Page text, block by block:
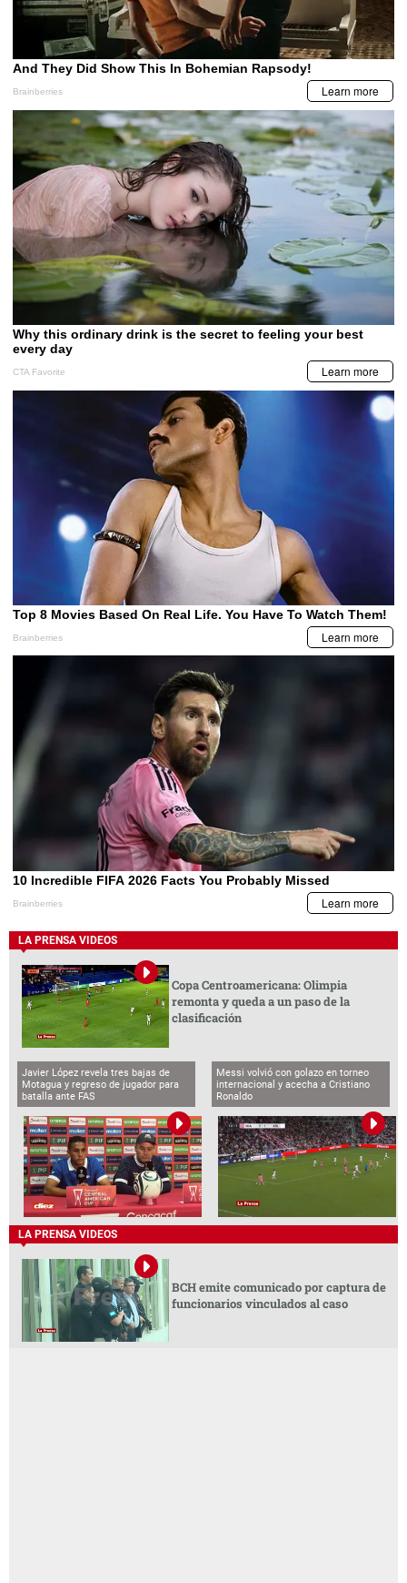
LA PRENSA VIDEOS
Copa Centroamericana: Olimpia
remonta y queda a un paso de la
clasificación
Javier López revela tres bajas de
Motagua y regreso de jugador para
batalla ante FAS
Messi volvió con golazo en torneo
internacional y acecha a Cristiano
Ronaldo
LA PRENSA VIDEOS
BCH emite comunicado por captura de
funcionarios vinculados al caso